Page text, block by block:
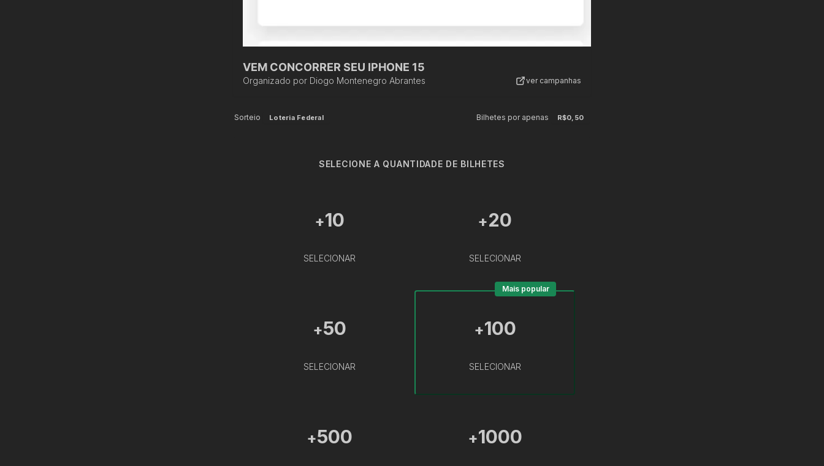
VEM CONCORRER SEU IPHONE 15
Organizado por Diogo Montenegro Abrantes ver campanhas
Sorteio Loteria Federal Bilhetes por apenas R$0,50
SELECIONE A QUANTIDADE DE BILHETES
+10
SELECIONAR
+20
SELECIONAR
+50
SELECIONAR
+100
SELECIONAR
Mais popular
+500 +1000